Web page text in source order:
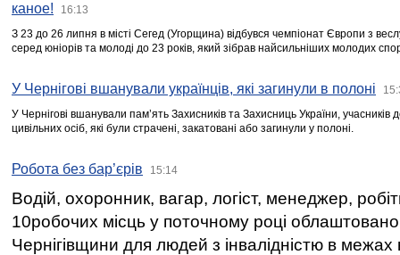
каное!
16:13
З 23 до 26 липня в місті Сегед (Угорщина) відбувся чемпіонат Європи з
серед юніорів та молоді до 23 років, який зібрав найсильніших молодих
У Чернігові вшанували українців, які загинули в полоні
У Чернігові вшанували пам’ять Захисників та Захисниць України,
цивільних осіб, які були страчені, закатовані або загинули у полоні.
Робота без бар’єрів 15:14
Водій, охоронник, вагар, логіст, менеджер,
10робочих місць у поточному році
Чернігівщини для людей з інвалідністю в межах